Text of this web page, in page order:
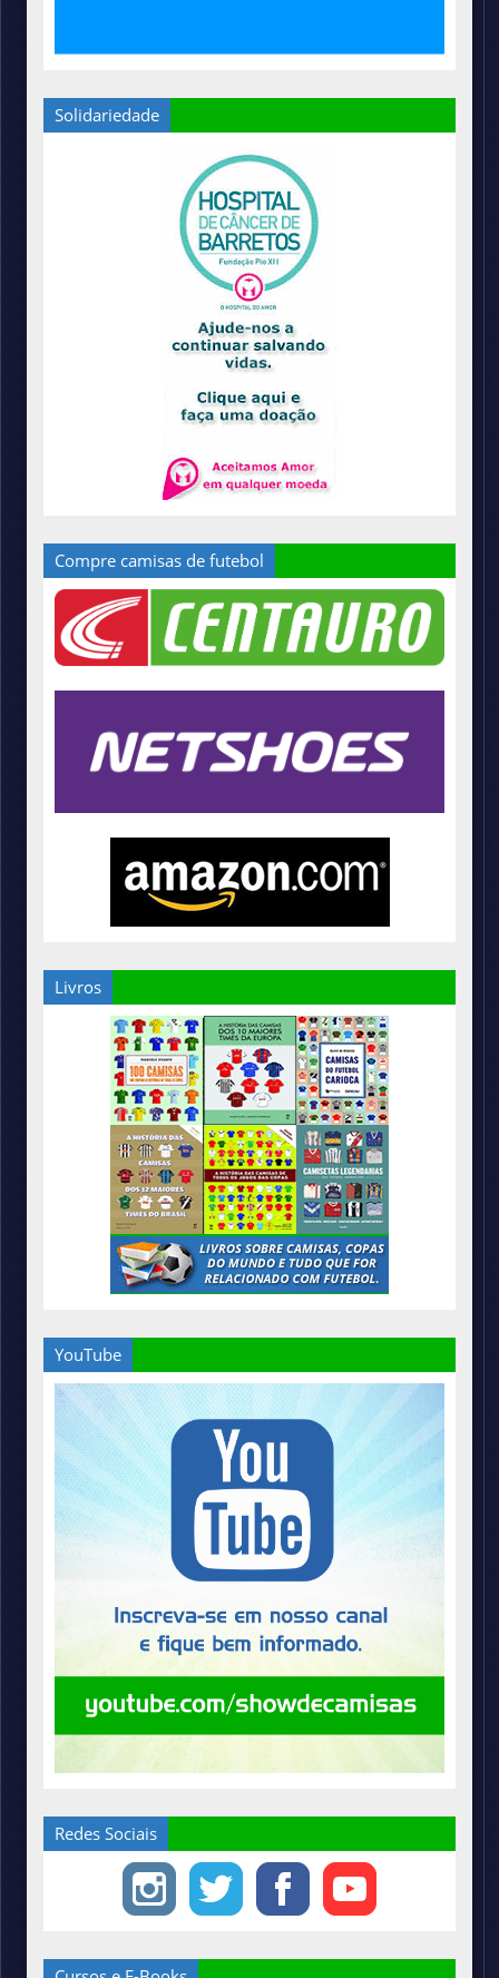
Solidariedade
Compre camisas de futebol
Livros
YouTube
Redes Sociais